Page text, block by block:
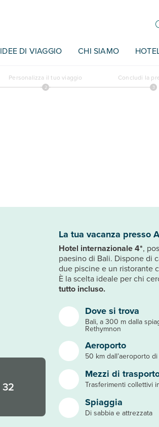
IDEE DI VIAGGIO CHI SIAMO
Personalizza il tuo viaggio Concludi la
32
Dove si trova
Bali, a 300 m dalla
Rethymnon
Aeroporto
50 km dall’aeroporto
Mezzi di
Trasferimenti collettivi
Spiaggia
Di sabbia e attrezzata
La tua vacanza presso
Hotel internazionale 4*,
paesino di Bali. Dispone di
due piscine e un ristorante
È la scelta ideale per chi
tutto incluso.